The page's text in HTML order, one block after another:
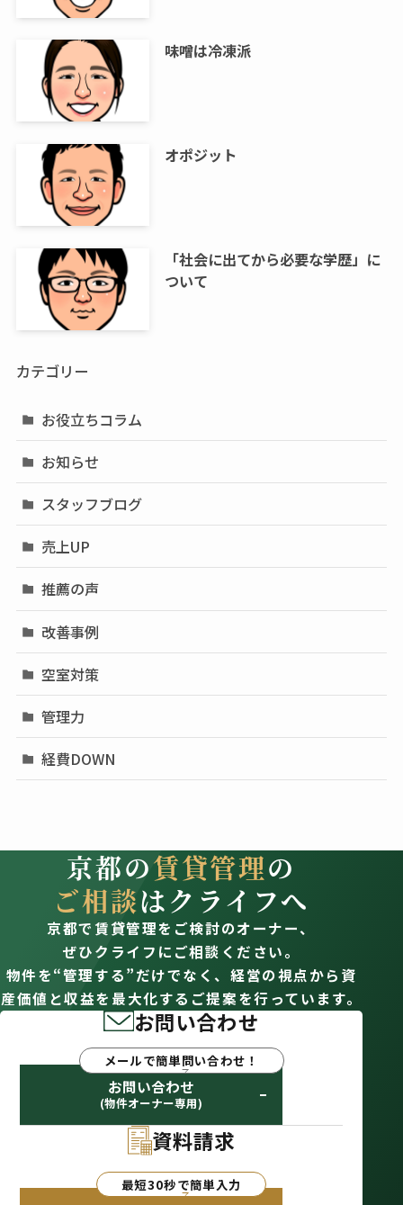
味噌は冷凍派
オポジット
「社会に出てから必要な学歴」に
ついて
カテゴリー
お役立ちコラム
お知らせ
スタッフブログ
売上UP
推薦の声
改善事例
空室対策
管理力
経費DOWN
京都の賃貸管理の
ご相談はクライフへ
京都で賃貸管理をご検討のオーナー、
ぜひクライフにご相談ください。
物件を“管理する”だけでなく、経営の視点から資
産価値と収益を最大化するご提案を行っています。
お問い合わせ
メールで簡単問い合わせ！
お問い合わせ
(物件オーナー専用)
資料請求
最短30秒で簡単入力